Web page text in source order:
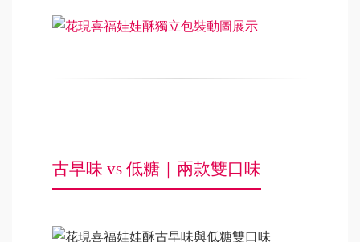
古早味 vs 低糖｜兩款雙口味